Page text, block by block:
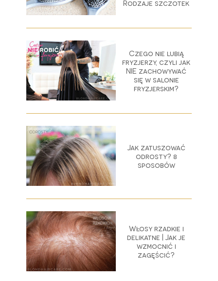
Rodzaje szczotek
Czego nie lubią
fryzjerzy, czyli jak
NIE zachowywać
się w salonie
fryzjerskim?
Jak zatuszować
odrosty? 8
sposobów
Włosy rzadkie i
delikatne | Jak je
wzmocnić i
zagęścić?